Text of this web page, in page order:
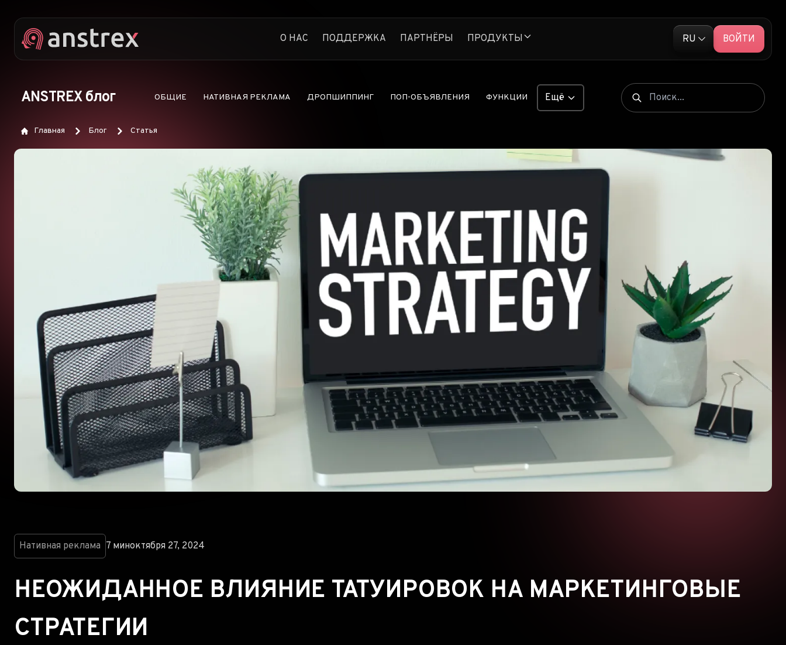
О НАС ПОДДЕРЖКА ПАРТНЁРЫ ПРОДУКТЫ
Anstrex Native
Anstrex InStream
Самая большая библиотека рекламы TikTok
RU
English (EN)
ВОЙТИ
ANSTREX блог ОБЩИЕ НАТИВНАЯ РЕКЛАМА ДРОПШИППИНГ ПОП-ОБЪЯВЛЕНИЯ ФУНКЦИИ Ещё
РЕКЛАМА В TIKTOK
ОБЪЯВЛЕНИЯ
ЭЛЕКТРОННАЯ
ПАРТНЁРСКИЙ
МАРКЕТИНГ
Главная Блог Статья
Нативная реклама 7 миноктября 27, 2024
НЕОЖИДАННОЕ ВЛИЯНИЕ ТАТУИРОВОК НА МАРКЕТИНГОВЫЕ
СТРАТЕГИИ